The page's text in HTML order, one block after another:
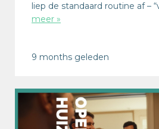
liep de standaard routine af –
meer »
9 months geleden